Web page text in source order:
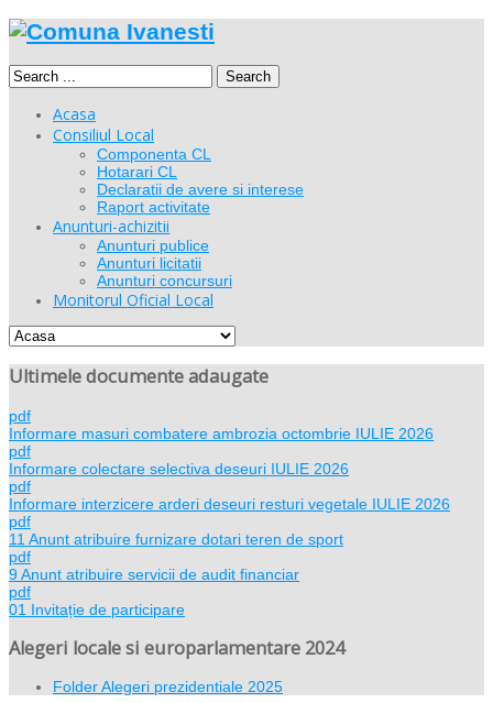
Search
Acasa
Consiliul Local
Componenta CL
Hotarari CL
Declaratii de avere si interese
Raport activitate
Anunturi-achizitii
Anunturi publice
Anunturi licitatii
Anunturi concursuri
Monitorul Oficial Local
Ultimele documente adaugate
pdf
Informare masuri combatere ambrozia octombrie IULIE 2026
pdf
Informare colectare selectiva deseuri IULIE 2026
pdf
Informare interzicere arderi deseuri resturi vegetale IULIE 2026
pdf
11 Anunt atribuire furnizare dotari teren de sport
pdf
9 Anunt atribuire servicii de audit financiar
pdf
01 Invitație de participare
Alegeri locale si europarlamentare 2024
FolderAlegeri prezidentiale 2025